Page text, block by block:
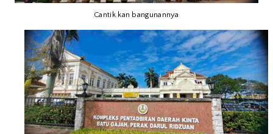
Cantik kan bangunannya